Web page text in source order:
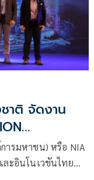
าติ จัดงาน
ารมหาชน) หรือ NIA
ละอินโนเวชันไทย